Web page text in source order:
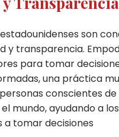
son
y transparencia.
para tomar
una práctica
conscientes de
mundo, ayudando a los
a tomar decisiones